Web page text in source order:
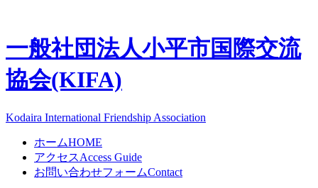
一般社団法人小平市国際交流
協会(KIFA)
Kodaira International Friendship Association
ホームHOME
アクセスAccess Guide
お問い合わせフォームContact